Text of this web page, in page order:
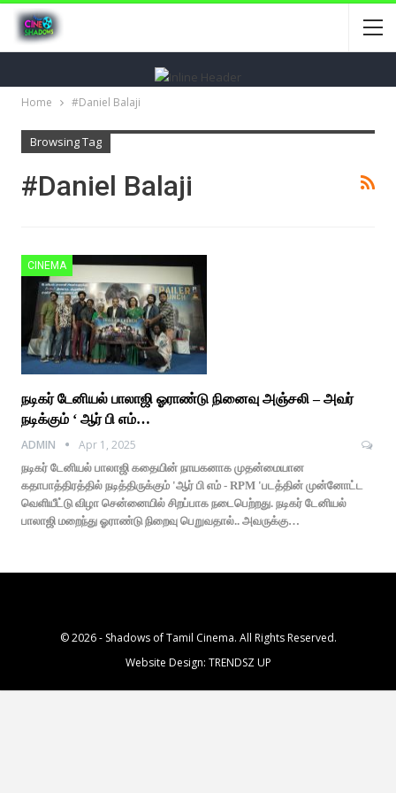
Home #Daniel Balaji
Browsing Tag
#Daniel Balaji
CINEMA
நடிகர் டேனியல் பாலாஜி ஓராண்டு நினைவு அஞ்சலி – அவர்
நடிக்கும் ‘ ஆர் பி எம்…
ADMIN
Apr 1, 2025
நடிகர் டேனியல் பாலாஜி கதையின் நாயகனாக முதன்மையான
கதாபாத்திரத்தில் நடித்திருக்கும் 'ஆர் பி எம் - RPM 'படத்தின் முன்னோட்ட
வெளியீட்டு விழா சென்னையில் சிறப்பாக நடைபெற்றது. நடிகர் டேனியல்
பாலாஜி மறைந்து ஓராண்டு நிறைவு பெறுவதால்.. அவருக்கு…
© 2026 - Shadows of Tamil Cinema. All Rights Reserved.
Website Design: TRENDSZ UP